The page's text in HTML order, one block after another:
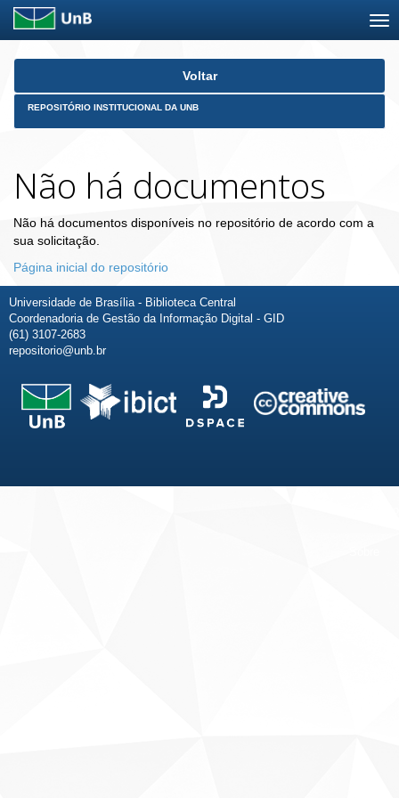
Skip
Voltar
REPOSITÓRIO INSTITUCIONAL DA UNB
Não há documentos
Não há documentos disponíveis no repositório de acordo com a
sua solicitação.
Página inicial do repositório
Universidade de Brasília - Biblioteca Central
Coordenadoria de Gestão da Informação Digital - GID
(61) 3107-2683
repositorio@unb.br